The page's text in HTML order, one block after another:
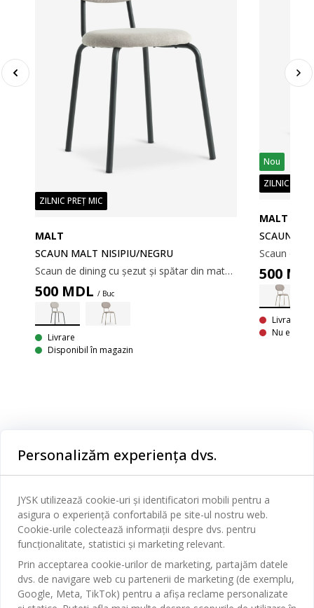
ZILNIC PREȚ MIC
MALT
SCAUN MALT NISIPIU/NEGRU
Scaun de dining cu șezut și spătar din material textil nisipiu. Picioare negre din oțel.
500MDL / Buc
Livrare
Disponibil în magazin
Nou
ZILNIC PREȚ
MALT
SCAUN
500
Livrare
Nu este
Dormitor
Baie
Birou
Sufragerie
Bucătărie
Serviciul clienți
Contact Relații Clienți
Magazine și program
Broșură
JYSK
Despre JYSK
Personalizăm experiența dvs.
JYSK utilizează cookie-uri și identificatori mobili pentru a
asigura o experiență confortabilă pe site-ul nostru web.
Cookie-urile colectează informații despre dvs. pentru
funcționalitate, statistici și marketing relevant.
Prin acceptarea cookie-urilor de marketing, partajăm datele
dvs. de navigare web cu partenerii de marketing (de exemplu,
Google, Meta, TikTok) pentru a afișa reclame personalizate